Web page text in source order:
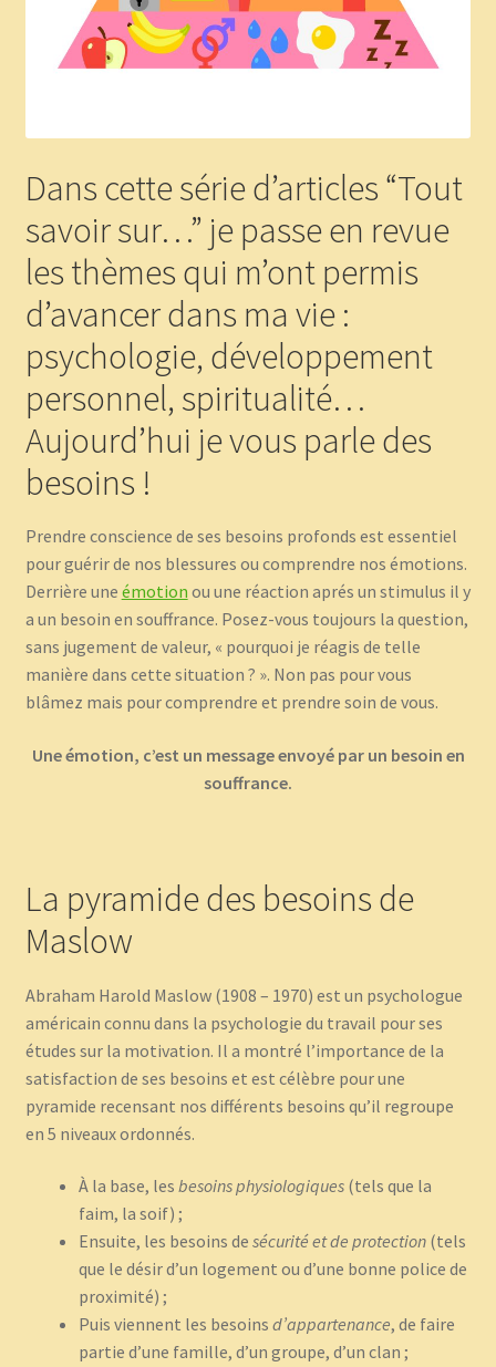
Panier
Dans cette série d’articles “Tout
savoir sur…” je passe en revue
les thèmes qui m’ont permis
d’avancer dans ma vie :
psychologie, développement
personnel, spiritualité…
Aujourd’hui je vous parle des
besoins !
Prendre conscience de ses besoins profonds est essentiel
pour guérir de nos blessures ou comprendre nos émotions.
Derrière une émotion ou une réaction aprés un stimulus il y
a un besoin en souffrance. Posez-vous toujours la question,
sans jugement de valeur, « pourquoi je réagis de telle
manière dans cette situation ? ». Non pas pour vous
blâmez mais pour comprendre et prendre soin de vous.
Une émotion, c’est un message envoyé par un besoin en
souffrance.
La pyramide des besoins de
Maslow
Abraham Harold Maslow (1908 – 1970) est un psychologue
américain connu dans la psychologie du travail pour ses
études sur la motivation. Il a montré l’importance de la
satisfaction de ses besoins et est célèbre pour une
pyramide recensant nos différents besoins qu’il regroupe
en 5 niveaux ordonnés.
À la base, les besoins physiologiques(tels que la
faim, la soif) ;
Ensuite, les besoins de sécurité et de protection(tels
que le désir d’un logement ou d’une bonne police de
proximité) ;
Puis viennent les besoins d’appartenance, de faire
partie d’une famille, d’un groupe, d’un clan ;